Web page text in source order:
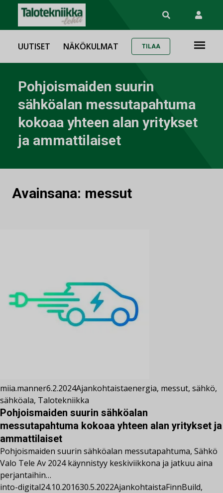
UUTISET NÄKÖKULMAT TILAA
Pohjoismaiden suurin
sähköalan messutapahtuma
kokoaa yhteen alan yritykset
ja ammattilaiset
Avainsana: messut
miia.manner6.2.2024Ajankohtaistaenergia, messut, sähkö,
sähköala, Talotekniikka
Pohjoismaiden suurin sähköalan
messutapahtuma kokoaa yhteen alan yritykset ja
ammattilaiset
Pohjoismaiden suurin sähköalan messutapahtuma, Sähkö
Valo Tele Av 2024 käynnistyy keskiviikkona ja jatkuu aina
perjantaihin…
into-digital24.10.201630.5.2022AjankohtaistaFinnBuild,